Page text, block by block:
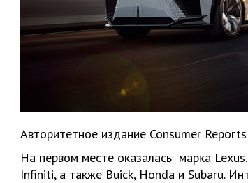
Авторитетное издание Consumer
На первом месте оказалась марка
Infiniti, а также Buick, Honda и Subaru.